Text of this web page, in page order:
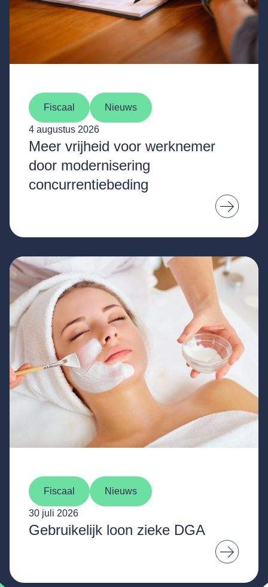
Fiscaal Nieuws
4 augustus 2026
Meer vrijheid voor werknemer
door modernisering
concurrentiebeding
Fiscaal Nieuws
30 juli 2026
Gebruikelijk loon zieke DGA